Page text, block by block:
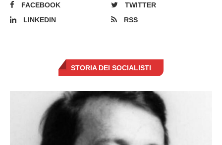
FACEBOOK
TWITTER
LINKEDIN
RSS
STORIA DEI SOCIALISTI